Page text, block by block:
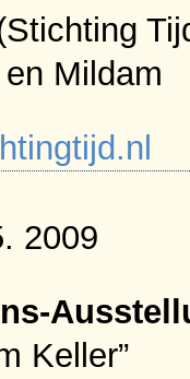
Mildam
2009
Keller”